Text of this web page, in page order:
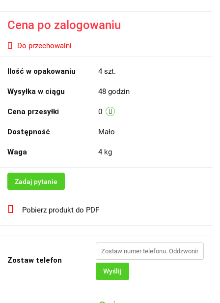
Cena po zalogowaniu
Do przechowalni
Ilość w opakowaniu 4 szt.
Wysyłka w ciągu 48 godzin
Cena przesyłki 0
Dostępność Mało
Waga 4 kg
Zadaj pytanie
Pobierz produkt do PDF
Zostaw telefon
Wyślij